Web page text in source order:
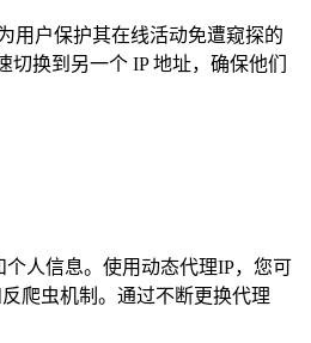
用户保护其在线活动免遭窥探的
换到另一个 IP 地址，确保他们
人信息。使用动态代理IP，您可
爬虫机制。通过不断更换代理